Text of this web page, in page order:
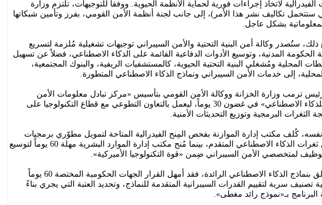
الفيدرالية لاتخاذ إجراءات فورية لحماية الأنظمة الحيوية. ووفقاً للتوجيهات، تلتزم وزارة
ستتحمل تكاليف نشر هذا الأمر)، إلى جانب لجنة أنظمة الأمن القومي، بفرز وتأمين شبكاتها
بشكل عاجل.
ذلك، ستُصدر وكالة أمن البنية التحتية والأمن السيبراني توجيهات تشغيلية مُلزمة لتسريع
الحكومة المدنية، وتوسيع الأدوات الدفاعية القائمة على الذكاء الاصطناعي، فضلاً عن تسهيل
المحلية ومُشغلي البنية التحتية الحيوية، كالمستشفيات الريفية، والبنوك المجتمعية،
إلى خدمات الأمن السيبراني ونماذج الذكاء الاصطناعي المتطورة.
ترمب وزارة الخزانة ووكالة الأمن القومي بتأسيس «مركز تبادل معلومات الأمن
السيبراني للذكاء الاصطناعي» في غضون 30 يوماً، ليعمل بالتعاون التطوعي مع قطاع التكنولوجيا على
الثغرات البرمجية وتوزيع التحديثات الأمنية.
كُلف مكتب إدارة الموازنة بفحص المِنح الفيدرالية المتاحة لتمويل مطوّري برمجيات
الكشف عن ثغرات الذكاء الاصطناعي المتقدم، بينما مُنح مكتب إدارة الموارد البشرية مهلة 60 يوماً لتوسيع
لمتخصصي الأمن السيبراني ضِمن «قوة التكنولوجيا الأميركية».
أما فيما يتعلق بنماذج الذكاء الاصطناعي الرائدة، فقد أمهل القرار الجهات الحكومية المختصة 60 يوماً
تصنيف سرية لتقييم القدرات السيبرانية المتقدمة للنماذج، وتحديد العتبة التي يجري بناءً
البرنامج بـ«نموذج رائد مغطى».